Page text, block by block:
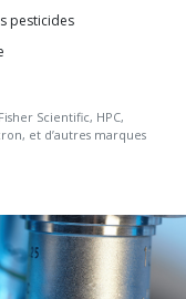
pesticides
Scientific, HPC,
et d’autres marques